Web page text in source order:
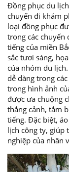
Đồng phục du
chuyến đi khám
loại đồng phục
trong các chuyến
tiếng của miền
sắc tươi sáng,
của nhóm du
dễ dàng trong
trong hình ảnh
được ưa chuộng
thắng cảnh, tắm
tiếng. Đặc biệt,
lịch công ty, giúp
nghiệp của nhân